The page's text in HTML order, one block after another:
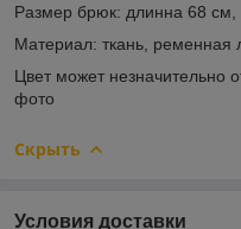
Размер брюк: длинна 68 см,
Материал: ткань, ременная
Цвет может незначительно
фото
Скрыть
Условия доставки